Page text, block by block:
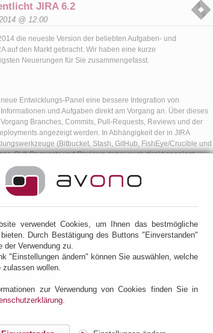
JIRA 6.2
@ 12:00
die neueste Version der beliebten Aufgaben- und
auf den Markt gebracht. Wir haben eine kurze
Neuerungen für Sie zusammengefasst.
Entwicklungs-Panel eine bessere Integration von
und Aufgaben direkt am Vorgang an. Über dieses
Branches, Commits, Pull-Requests, Reviews und der
angezeigt werden. In Abhängigkeit der in JIRA
(Bitbucket, Stash, GitHub, FishEye/Crucible und
Pull-Requests und Reviews dabei auch direkt angelegt
verwendet Cookies, um Ihnen das bestmögliche
Durch Bestätigung des Buttons "Einverstanden"
der Verwendung zu.
"Einstellungen ändern" können Sie auswählen, welche
zulassen wollen.
zur Verwendung von Cookies finden Sie in
.